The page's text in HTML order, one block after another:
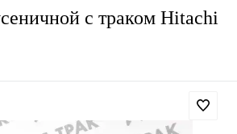
с траком Hitachi